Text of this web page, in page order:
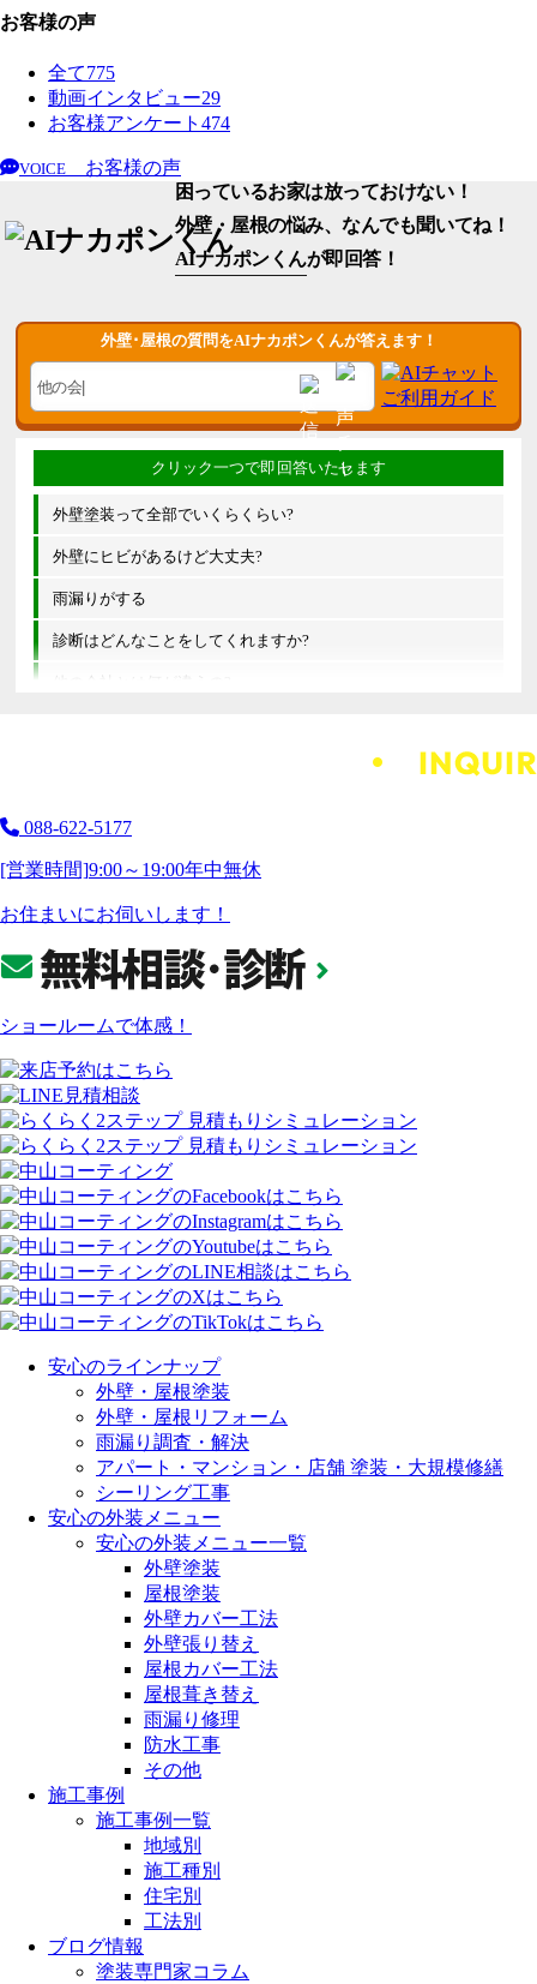
お客様の声
全て775
動画インタビュー29
お客様アンケート 474
VOICE
お客様の声
困っているお家は放っておけない！
外壁・屋根の悩み、なんでも聞いてね！
AIナカポンくんが即回答！
外壁･屋根の質問をAIナカポンくんが答えます！
外壁塗装って全部でいくらくらい?
外壁にヒビがあるけど大丈夫?
雨漏りがする
診断はどんなことをしてくれますか?
他の会社とは何が違うの?
088-622-5177
[営業時間]9:00～19:00年中無休
お住まいにお伺いします！
ショールームで体感！
安心のラインナップ
外壁・屋根塗装
外壁・屋根リフォーム
雨漏り調査・解決
アパート・マンション・店舗 塗装・大規模修繕
シーリング工事
安心の外装メニュー
安心の外装メニュー一覧
外壁塗装
屋根塗装
外壁カバー工法
外壁張り替え
屋根カバー工法
屋根葺き替え
雨漏り修理
防水工事
その他
施工事例
施工事例一覧
地域別
施工種別
住宅別
工法別
ブログ情報
塗装専門家コラム